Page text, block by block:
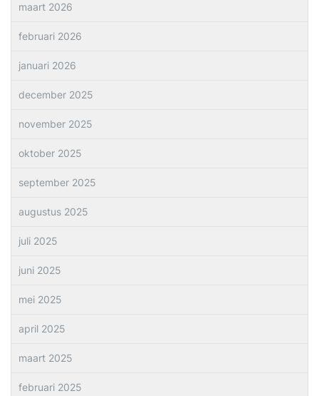
maart 2026
februari 2026
januari 2026
december 2025
november 2025
oktober 2025
september 2025
augustus 2025
juli 2025
juni 2025
mei 2025
april 2025
maart 2025
februari 2025